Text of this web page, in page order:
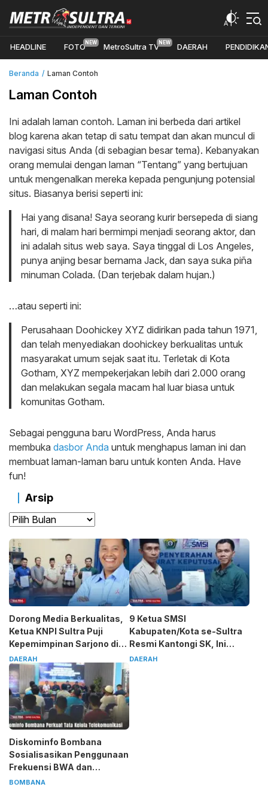
Metrosultra.id
Metrosultra merupakan media berbasisonline di sulawesi
HEADLINE FOTO MetroSultra TV DAERAH
Beranda Laman Contoh
Laman Contoh
Ini adalah laman contoh. Laman ini berbeda dari artikel
blog karena akan tetap di satu tempat dan akan muncul di
navigasi situs Anda (di sebagian besar tema). Kebanyakan
orang memulai dengan laman “Tentang” yang bertujuan
untuk mengenalkan mereka kepada pengunjung potensial
situs. Biasanya berisi seperti ini:
Hai yang disana! Saya seorang kurir bersepeda di siang
hari, di malam hari bermimpi menjadi seorang aktor, dan
ini adalah situs web saya. Saya tinggal di Los Angeles,
punya anjing besar bernama Jack, dan saya suka piña
minuman Colada. (Dan terjebak dalam hujan.)
…atau seperti ini:
Perusahaan Doohickey XYZ didirikan pada tahun 1971,
dan telah menyediakan doohickey berkualitas untuk
masyarakat umum sejak saat itu. Terletak di Kota
Gotham, XYZ mempekerjakan lebih dari 2.000 orang
dan melakukan segala macam hal luar biasa untuk
komunitas Gotham.
Sebagai pengguna baru WordPress, Anda harus
membuka dasbor Anda untuk menghapus laman ini dan
membuat laman-laman baru untuk konten Anda. Have
fun!
Arsip
Dorong Media Berkualitas,
Ketua KNPI Sultra Puji
Kepemimpinan Sarjono di
SMSI
DAERAH
9 Ketua SMSI
Kabupaten/Kota se-Sultra
Resmi Kantongi SK, Ini
Pesan Tegas Sarjono
DAERAH
Diskominfo Bombana
Sosialisasikan Penggunaan
Frekuensi BWA dan
Legalitas ISP
BOMBANA